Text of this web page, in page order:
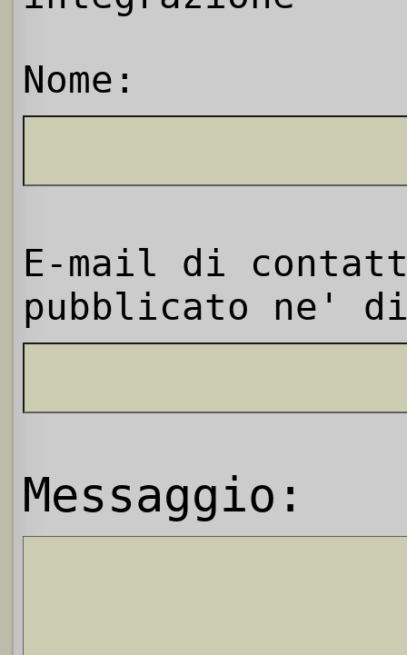
Nome:
E-mail di
pubblicato ne'
Messaggio: